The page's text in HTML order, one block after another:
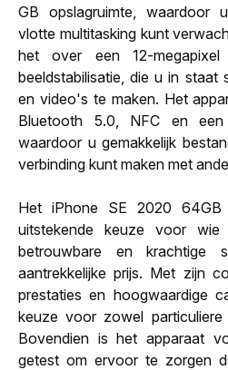
GB opslagruimte, waardoor
vlotte multitasking kunt
het over een 12-
beeldstabilisatie, die u in
en video's te maken. Het
Bluetooth 5.0, NFC en een
waardoor u gemakkelijk
verbinding kunt maken met
Het iPhone SE 2020
uitstekende keuze voor
betrouwbare en krachtige
aantrekkelijke prijs. Met zijn
prestaties en hoogwaardige
keuze voor zowel particuliere
Bovendien is het apparaat
getest om ervoor te zorgen